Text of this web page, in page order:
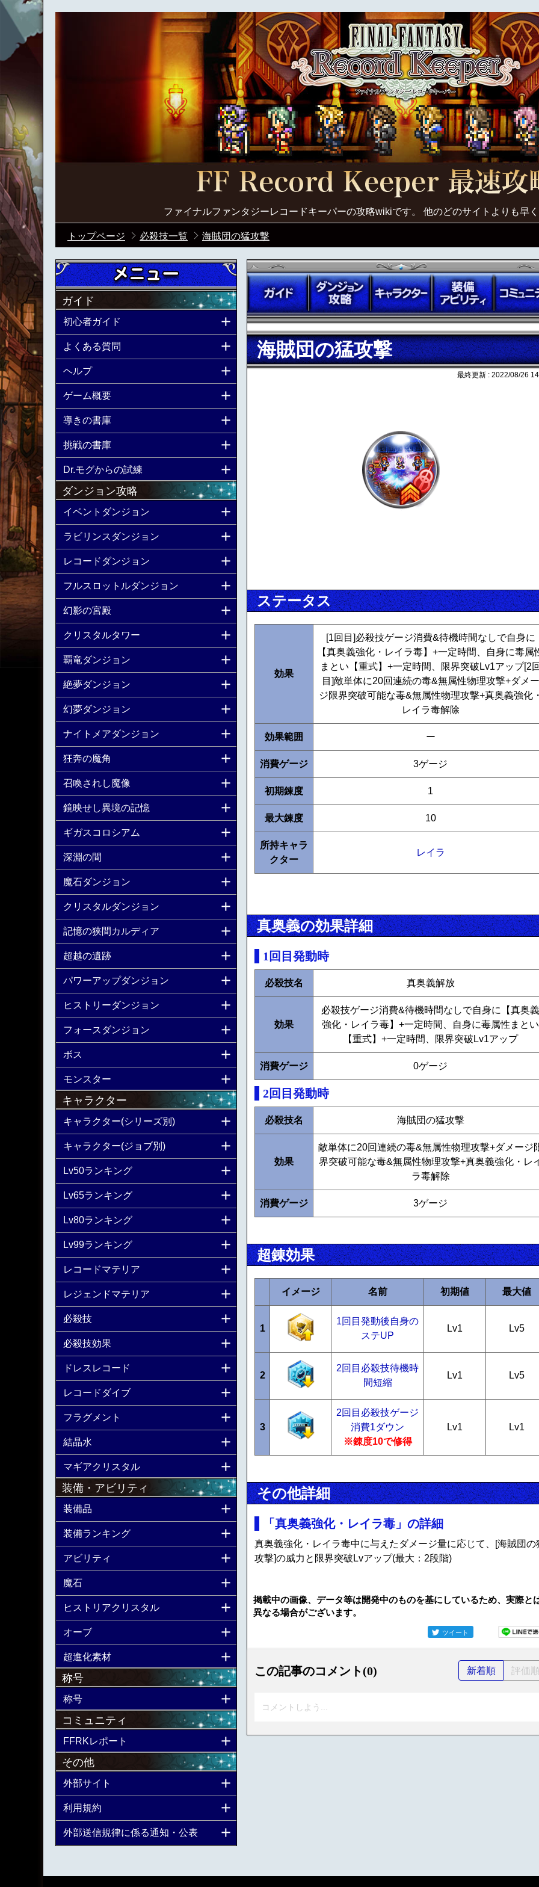
ファイナルファンタジーレコードキーパーの攻略wikiです。 他のどのサイトよりも早
トップページ 必殺技一覧 海賊団の猛攻撃
海賊団の猛攻撃
最終更新 : 2022/08/26
ステータス
効果
[1回目]必殺技ゲージ消費&待機時間なしで自身に
【真奥義強化・レイラ毒】+一定時間、自身に毒属
まとい【重式】+一定時間、限界突破Lv1アップ[2
目]敵単体に20回連続の毒&無属性物理攻撃+ダメー
ジ限界突破可能な毒&無属性物理攻撃+真奥義強化
レイラ毒解除
効果範囲 ー
消費ゲージ 3ゲージ
初期錬度 1
最大錬度 10
所持キャラ
クター
レイラ
真奥義の効果詳細
1回目発動時
必殺技名 真奥義解放
効果
必殺技ゲージ消費&待機時間なしで自身に【真奥義
強化・レイラ毒】+一定時間、自身に毒属性まとい
【重式】+一定時間、限界突破Lv1アップ
消費ゲージ 0ゲージ
2回目発動時
必殺技名 海賊団の猛攻撃
効果
敵単体に20回連続の毒&無属性物理攻撃+ダメージ
界突破可能な毒&無属性物理攻撃+真奥義強化・レ
ラ毒解除
消費ゲージ 3ゲージ
超錬効果
イメージ 名前 初期値 最大値
1
1回目発動後自身の
ステUP
Lv1 Lv5
2
2回目必殺技待機時
間短縮
Lv1 Lv5
3
2回目必殺技ゲージ
消費1ダウン
※錬度10で修得
Lv1 Lv1
その他詳細
「真奥義強化・レイラ毒」の詳細
真奥義強化・レイラ毒中に与えたダメージ量に応じて、[海賊団の
攻撃]の威力と限界突破Lvアップ(最大：2段階)
掲載中の画像、データ等は開発中のものを基にしているため、実際と
異なる場合がございます。
ツイート
この記事のコメント(0) 新着順 評価
コメントしよう...
ガイド
初心者ガイド
よくある質問
ヘルプ
ゲーム概要
導きの書庫
挑戦の書庫
Dr.モグからの試練
ダンジョン攻略
イベントダンジョン
ラビリンスダンジョン
レコードダンジョン
フルスロットルダンジョン
幻影の宮殿
クリスタルタワー
覇竜ダンジョン
絶夢ダンジョン
幻夢ダンジョン
ナイトメアダンジョン
狂奔の魔角
召喚されし魔像
鏡映せし異境の記憶
ギガスコロシアム
深淵の間
魔石ダンジョン
クリスタルダンジョン
記憶の狭間カルディア
超越の遺跡
パワーアップダンジョン
ヒストリーダンジョン
フォースダンジョン
ボス
モンスター
キャラクター
キャラクター(シリーズ別)
キャラクター(ジョブ別)
Lv50ランキング
Lv65ランキング
Lv80ランキング
Lv99ランキング
レコードマテリア
レジェンドマテリア
必殺技
必殺技効果
ドレスレコード
レコードダイブ
フラグメント
結晶水
マギアクリスタル
装備・アビリティ
装備品
装備ランキング
アビリティ
魔石
ヒストリアクリスタル
オーブ
超進化素材
称号
称号
コミュニティ
FFRKレポート
その他
外部サイト
利用規約
外部送信規律に係る通知・公表